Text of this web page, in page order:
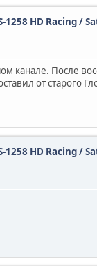
HD Racing /
канале. После
от старого
HD Racing /